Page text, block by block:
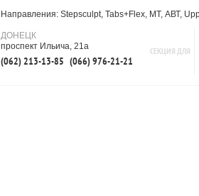
Направления: Stepsculpt, Tabs+Flex, МТ, АВТ,
ДОНЕЦК
проспект Ильича, 21а
(062) 213-13-85 (066) 976-21-21
СЕКЦИЯ ДЛЯ